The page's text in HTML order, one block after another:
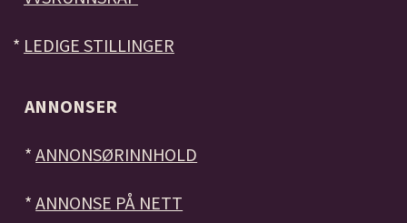
* LEDIGE STILLINGER
ANNONSER
*ANNONSØRINNHOLD
*ANNONSE PÅ NETT